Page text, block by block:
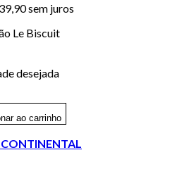
sem juros
Le Biscuit
desejada
ao carrinho